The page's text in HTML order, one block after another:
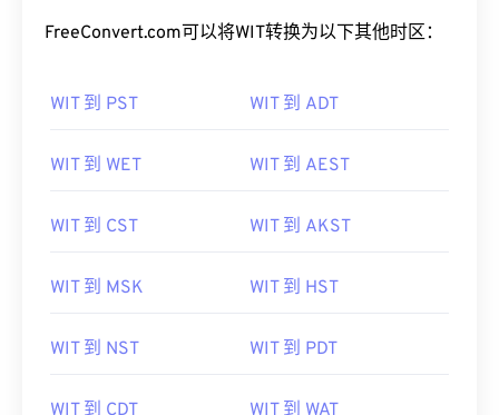
FreeConvert.com可以将WIT转换为以下其他时区：
WIT 到 PST WIT 到 ADT
WIT 到 WET WIT 到 AEST
WIT 到 CST WIT 到 AKST
WIT 到 MSK WIT 到 HST
WIT 到 NST WIT 到 PDT
WIT 到 CDT WIT 到 WAT